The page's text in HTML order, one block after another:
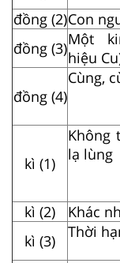
đồng (2)Con
đồng (3)Một
hiệu
đồng (4)
Cùng,
kì (1)
Không
lạ lùng
kì (2)
Khác
kì (3)
Thời